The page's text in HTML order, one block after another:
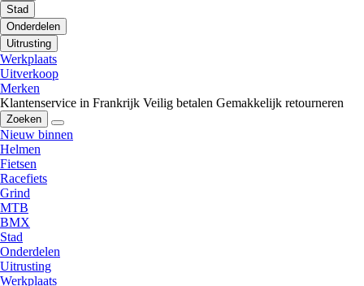
Stad
Onderdelen
Uitrusting
Werkplaats
Uitverkoop
Merken
Klantenservice in Frankrijk Veilig betalen Gemakkelijk retourneren
Zoeken
Nieuw binnen
Helmen
Fietsen
Racefiets
Grind
MTB
BMX
Stad
Onderdelen
Uitrusting
Werkplaats